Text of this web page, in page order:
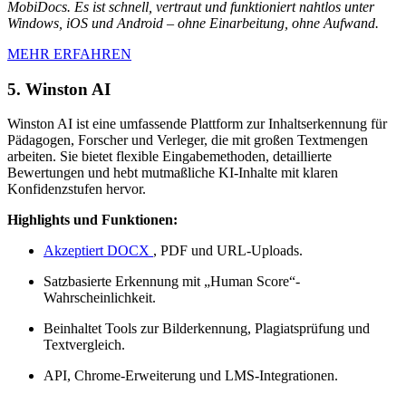
MobiDocs. Es ist schnell, vertraut und funktioniert nahtlos unter
Windows, iOS und Android – ohne Einarbeitung, ohne Aufwand.
MEHR ERFAHREN
5. Winston AI
Winston AI ist eine umfassende Plattform zur Inhaltserkennung für
Pädagogen, Forscher und Verleger, die mit großen Textmengen
arbeiten. Sie bietet flexible Eingabemethoden, detaillierte
Bewertungen und hebt mutmaßliche KI-Inhalte mit klaren
Konfidenzstufen hervor.
Highlights und Funktionen:
Akzeptiert DOCX , PDF und URL-Uploads.
Satzbasierte Erkennung mit „Human Score“-
Wahrscheinlichkeit.
Beinhaltet Tools zur Bilderkennung, Plagiatsprüfung und
Textvergleich.
API, Chrome-Erweiterung und LMS-Integrationen.